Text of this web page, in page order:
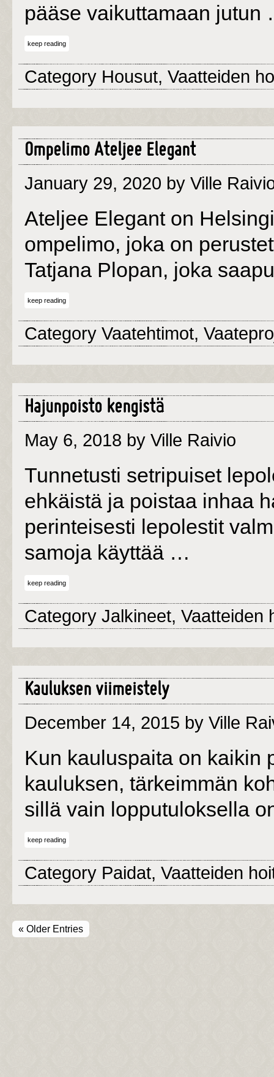
pääse vaikuttamaan
keep reading
Category Housut, Vaatteiden
Ompelimo Ateljee Elegant
January 29, 2020 by Ville
Ateljee Elegant on
ompelimo, joka on
Tatjana Plopan, joka
keep reading
Category Vaatehtimot,
Hajunpoisto kengistä
May 6, 2018 by Ville Raivio
Tunnetusti setripuiset
ehkäistä ja poistaa inhaa
perinteisesti lepolestit
samoja käyttää …
keep reading
Category Jalkineet, Vaatteiden
Kauluksen viimeistely
December 14, 2015 by Ville
Kun kauluspaita on kaikin
kauluksen, tärkeimmän
sillä vain lopputuloksella
keep reading
Category Paidat, Vaatteiden
« Older Entries